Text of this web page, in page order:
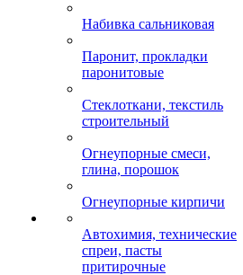
Набивка сальниковая
Паронит, прокладки
паронитовые
Стеклоткани, текстиль
строительный
Огнеупорные смеси,
глина, порошок
Огнеупорные кирпичи
Автохимия, технические
спреи, пасты
притирочные